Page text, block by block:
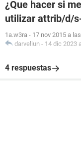
¿Que hacer si
utilizar attrib/d/
1a.w3ra - 17 nov 2015 a
darveliun - 14 dic 2023
4 respuestas